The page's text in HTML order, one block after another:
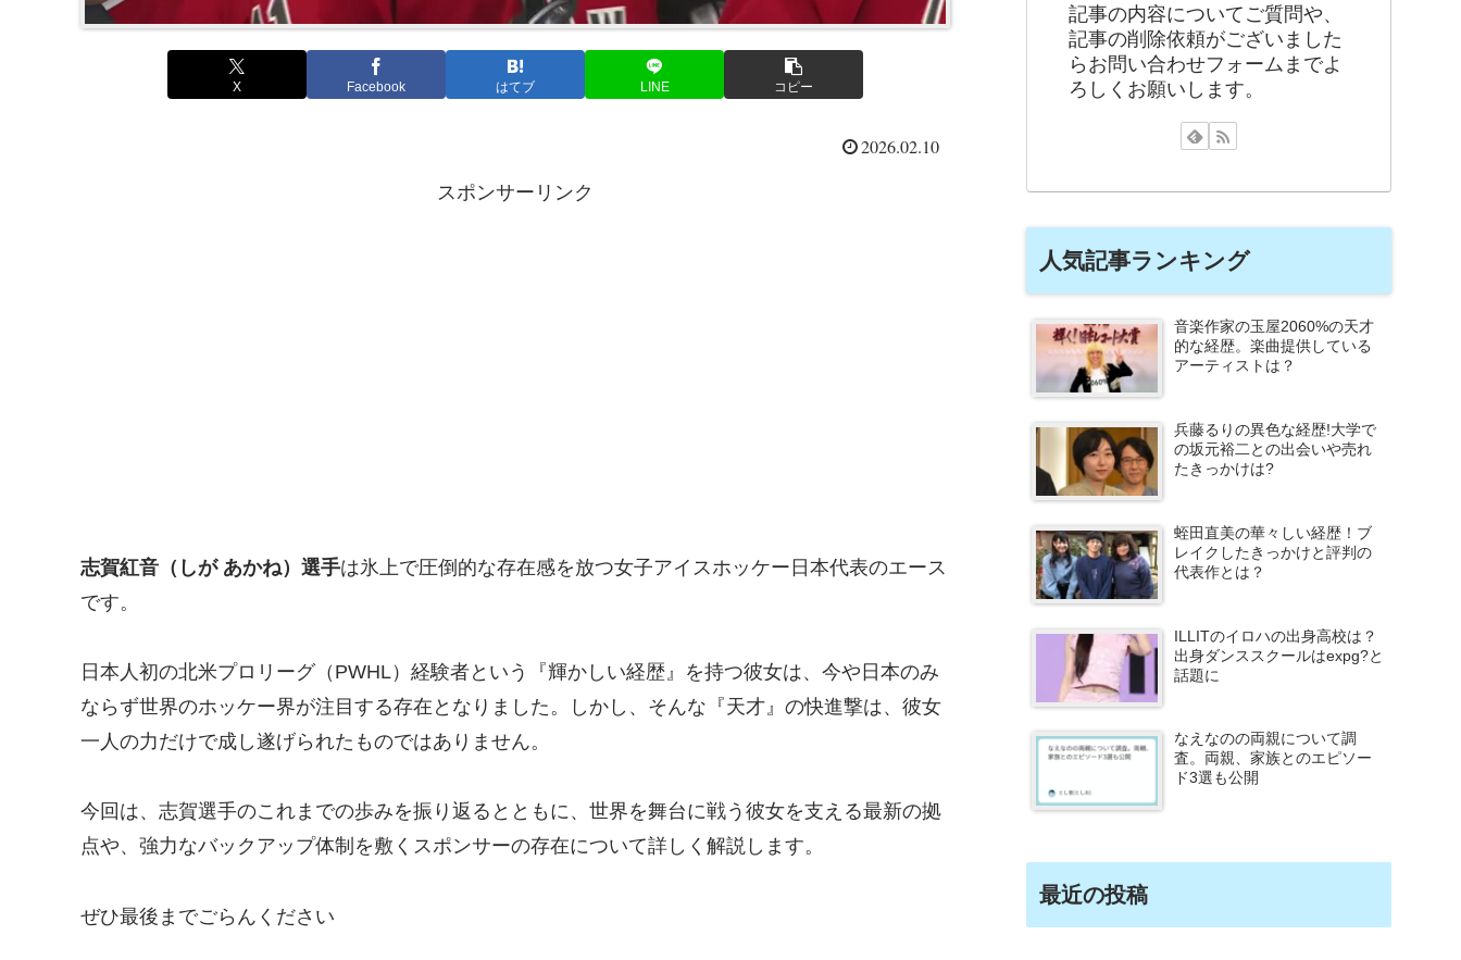
X Facebook はてブ LINE コピー
2026.02.10
スポンサーリンク
志賀紅音（しが あかね）選手は氷上で圧倒的な存在感を放つ女子アイスホッケー日本代表のエース
です。
日本人初の北米プロリーグ（PWHL）経験者という『輝かしい経歴』を持つ彼女は、今や日本のみ
ならず世界のホッケー界が注目する存在となりました。しかし、そんな『天才』の快進撃は、彼女
一人の力だけで成し遂げられたものではありません。
今回は、志賀選手のこれまでの歩みを振り返るとともに、世界を舞台に戦う彼女を支える最新の拠
点や、強力なバックアップ体制を敷くスポンサーの存在について詳しく解説します。
ぜひ最後までごらんください
記事の内容についてご質問や、
記事の削除依頼がございました
らお問い合わせフォームまでよ
ろしくお願いします。
人気記事ランキング
音楽作家の玉屋2060%の天才
的な経歴。楽曲提供している
アーティストは？
兵藤るりの異色な経歴!大学で
の坂元裕二との出会いや売れ
たきっかけは?
蛭田直美の華々しい経歴！ブ
レイクしたきっかけと評判の
代表作とは？
ILLITのイロハの出身高校は？
出身ダンススクールはexpg?と
話題に
なえなのの両親について調
査。両親、家族とのエピソー
ド3選も公開
最近の投稿